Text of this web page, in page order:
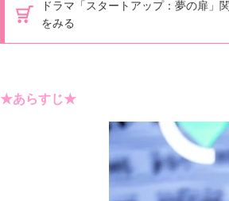
ドラマ「スタートアップ：夢の扉」
をみる
★あらすじ★